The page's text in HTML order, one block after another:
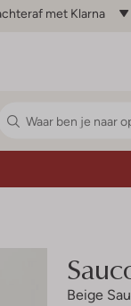
met Klarna
Beige